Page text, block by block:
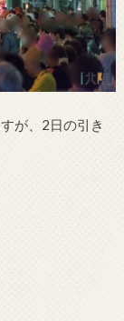
が、2日の引き